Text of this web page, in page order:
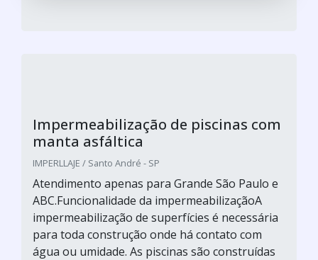
Impermeabilização de piscinas com
manta asfáltica
IMPERLLAJE / Santo André - SP
Atendimento apenas para Grande São Paulo e
ABC.Funcionalidade da impermeabilizaçãoA
impermeabilização de superfícies é necessária
para toda construção onde há contato com
água ou umidade. As piscinas são construídas